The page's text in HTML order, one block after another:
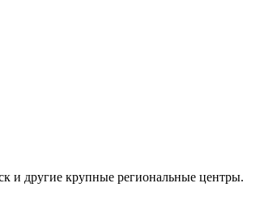
и другие крупные региональные центры.